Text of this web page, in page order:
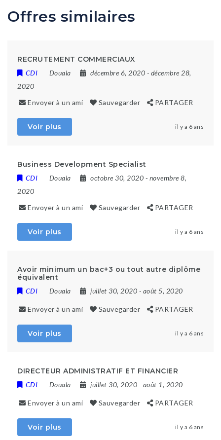
Offres similaires
RECRUTEMENT COMMERCIAUX
CDI Douala décembre 6, 2020 - décembre 28,
2020
Envoyer à un ami
Sauvegarder PARTAGER
Voir plus il y a 6 ans
Business Development Specialist
CDI Douala octobre 30, 2020 - novembre 8,
2020
Envoyer à un ami
Sauvegarder PARTAGER
Voir plus il y a 6 ans
Avoir minimum un bac+3 ou tout autre diplôme
équivalent
CDI Douala juillet 30, 2020 - août 5, 2020
Envoyer à un ami Sauvegarder PARTAGER
Voir plus il y a 6 ans
DIRECTEUR ADMINISTRATIF ET FINANCIER
CDI Douala juillet 30, 2020 - août 1, 2020
Envoyer à un ami Sauvegarder PARTAGER
Voir plus il y a 6 ans